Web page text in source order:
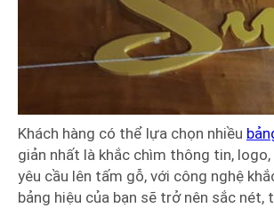
Khách hàng có thể lựa chọn nhiều
giản nhất là khắc chìm thông tin, logo,
yêu cầu lên tấm gỗ, với công nghệ
bảng hiệu của bạn sẽ trở nên sắc nét,